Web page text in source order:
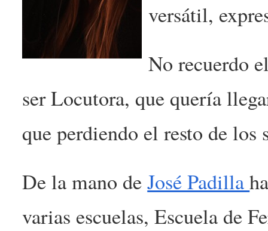
versátil,
No recuerdo
ser Locutora, que quería
que perdiendo el resto de los
De la mano deJosé Padilla
varias escuelas, Escuela de